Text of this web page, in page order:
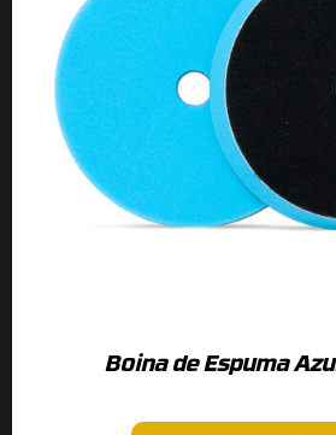
Boina de Espuma